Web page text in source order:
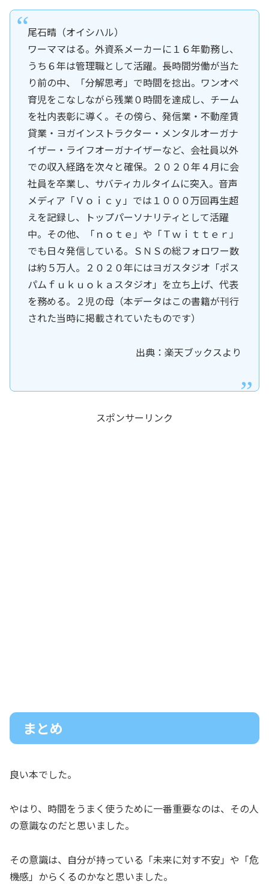
尾石晴（オイシハル）
ワーママはる。外資系メーカーに１６年勤務し、
うち６年は管理職として活躍。長時間労働が当た
り前の中、「分解思考」で時間を捻出。ワンオペ
育児をこなしながら残業０時間を達成し、チーム
を社内表彰に導く。その傍ら、発信業・不動産賃
貸業・ヨガインストラクター・メンタルオーガナ
イザー・ライフオーガナイザーなど、会社員以外
での収入経路を次々と確保。２０２０年４月に会
社員を卒業し、サバティカルタイムに突入。音声
メディア「Ｖｏｉｃｙ」では１０００万回再生超
えを記録し、トップパーソナリティとして活躍
中。その他、「ｎｏｔｅ」や「Ｔｗｉｔｔｅｒ」
でも日々発信している。ＳＮＳの総フォロワー数
は約５万人。２０２０年にはヨガスタジオ「ポス
パムｆｕｋｕｏｋａスタジオ」を立ち上げ、代表
を務める。２児の母（本データはこの書籍が刊行
された当時に掲載されていたものです）
出典：楽天ブックスより
スポンサーリンク
まとめ
良い本でした。
やはり、時間をうまく使うために一番重要なのは、その人
の意識なのだと思いました。
その意識は、自分が持っている「未来に対す不安」や「危
機感」からくるのかなと思いました。